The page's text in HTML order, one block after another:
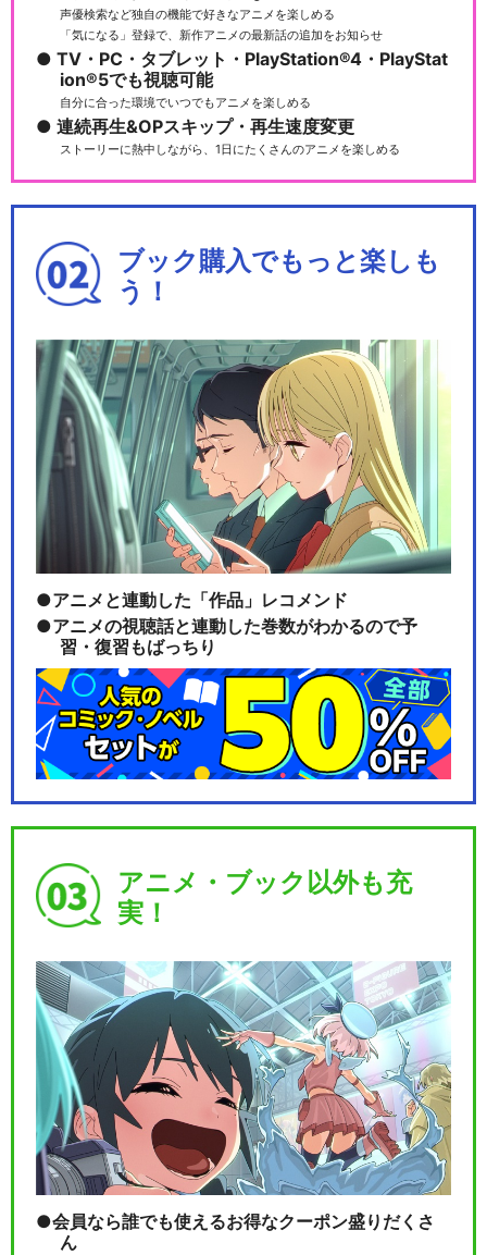
声優検索など独自の機能で好きなアニメを楽しめる
「気になる」登録で、新作アニメの最新話の追加をお知らせ
TV・PC・タブレット・PlayStation®4・PlayStat
ion®5でも視聴可能
自分に合った環境でいつでもアニメを楽しめる
連続再生&OPスキップ・再生速度変更
ストーリーに熱中しながら、1日にたくさんのアニメを楽しめる
ブック購入でもっと楽しも
う！
アニメと連動した「作品」レコメンド
アニメの視聴話と連動した巻数がわかるので予
習・復習もばっちり
アニメ・ブック以外も充
実！
会員なら誰でも使えるお得なクーポン盛りだくさ
ん